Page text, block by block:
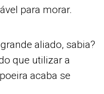
para morar.
aliado, sabia?
que utilizar a
acaba se